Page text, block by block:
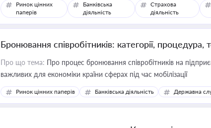
Ринок цінних
паперів
Банківська
діяльність
Страхова
діяльність
Бронювання співробітників: категорії, процедура,
Про що тема: Про процес бронювання співробітників на
важливих для економіки країни сферах під час мобілізації
Ринок цінних паперів Банківська діяльність Державна